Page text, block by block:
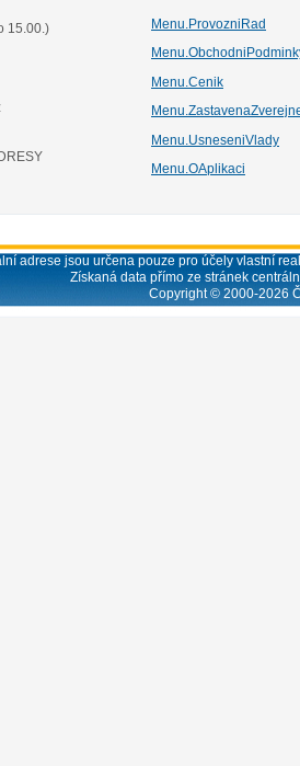
15.00.)
Menu.ProvozniRad
Menu.Cenik
Menu.UsneseniVlady
Menu.OAplikaci
adrese jsou určena pouze pro účely vlastní
Získaná data přímo ze stránek
Copyright © 2000-2026